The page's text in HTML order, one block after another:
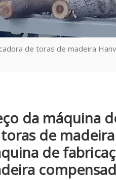
de toras de madeira
da máquina
de
de